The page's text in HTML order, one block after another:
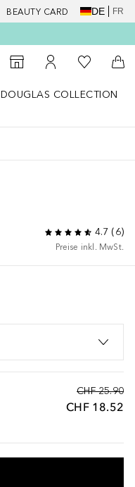
BEAUTY CARD DE FR
Zum Storefinder
Zu Meinem
Zu Meiner
DOUGLAS COLLECTION
4.7 (6)
Preise inkl. MwSt.
CHF 25.90
CHF 18.52